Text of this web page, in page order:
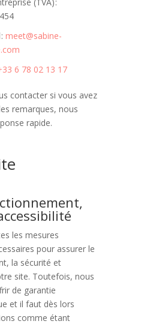
meet@sabine-
6 78 02 13 17
contacter si vous avez
remarques, nous
rapide.
les mesures
pour assurer le
la sécurité et
site. Toutefois, nous
de garantie
et il faut dès lors
comme étant